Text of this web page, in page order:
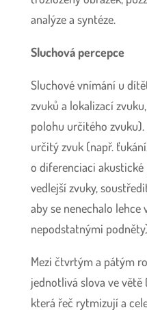
analýze a syntéze.
Sluchová percepce
Sluchové vnímání u
zvuků a lokalizací
polohu určitého
určitý zvuk (např.
o diferenciaci
vedlejší zvuky,
aby se nenechalo
nepodstatnými
Mezi čtvrtým a pátým
jednotlivá slova ve
která řeč rytmizují a